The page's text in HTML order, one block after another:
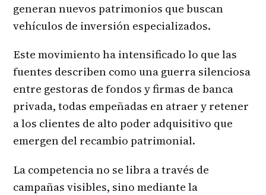
generan nuevos patrimonios que buscan
vehículos de inversión especializados.
Este movimiento ha intensificado lo que las
fuentes describen como una guerra silenciosa
entre gestoras de fondos y firmas de banca
privada, todas empeñadas en atraer y retener
a los clientes de alto poder adquisitivo que
emergen del recambio patrimonial.
La competencia no se libra a través de
campañas visibles, sino mediante la